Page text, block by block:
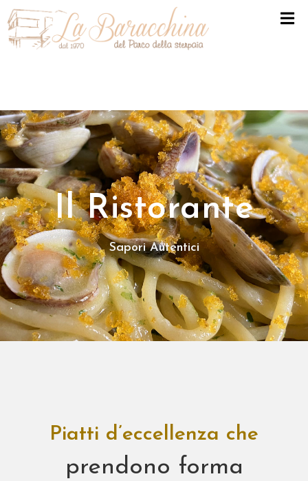
E
L
B
A
R
A
C
C
H
I
N
Il Ristorante
Sapori Autentici
Piatti d’eccellenza che
prendono forma